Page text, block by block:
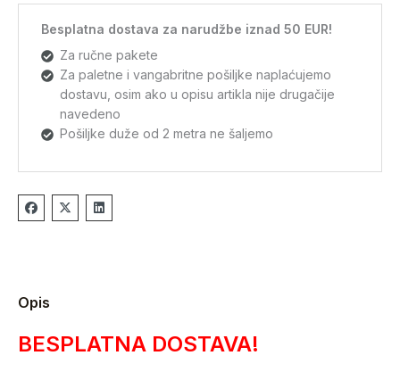
Besplatna dostava za narudžbe iznad 50 EUR!
Za ručne pakete
Za paletne i vangabritne pošiljke naplaćujemo
dostavu, osim ako u opisu artikla nije drugačije
navedeno
Pošiljke duže od 2 metra ne šaljemo
Opis
BESPLATNA DOSTAVA!